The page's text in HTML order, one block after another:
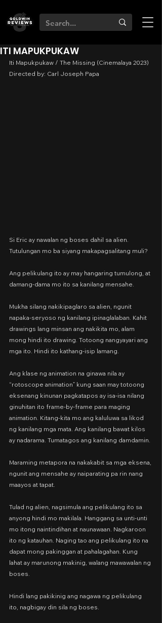
ITI MAPUKPUKAW
Iti Mapukpukaw / The Missing (Cinemalaya 2023)
Directed by: Carl Joseph Papa
Si Eric ay nawalan ng boses dahil sa alien.
Tutulungan mo ba siyang makapagsalitang muli?
Ang pelikulang ito ay may hangaring tumulong, at
damang-dama mo ito sa kanilang mensahe.
Mukha silang nakikipaglaro sa alien, ngunit
napaka-seryoso ng kanilang ipinaglalaban. Kahit
drawings lang minsan ang nakikita mo, alam
mong hindi ito drawing. Totoong nangyayari ang
mga ito. Hindi ito kathang-isip lamang.
Ang klase ng animation na ginawa nila ay
“rotoscope animation” kung saan may totoong
eksenang kinunan pagkatapos ay isa-isa nilang
ginuhitan ito frame-by-frame para maging
animation. Kitang-kita mo ang kaluluwa sa likod
ng kanilang mga mata. Ang kanilang bawat kilos
ay nadarama. Tumatagos ang kanilang damdamin.
Maraming metapora na nakakabit sa mga eksena,
ngunit ang mensahe ay naiparating pa rin nang
maayos at tapat.
Tulad ng alien, nagsimula ang pelikulang ito sa
anyong hindi mo makilala. Hanggang sa unti-unti
mo itong naintindihan at naunawaan. Nagkaroon
ito ng katauhan. Naging tao ang pelikulang ito na
dapat mong pakinggan at pahalagahan. Kung
lahat ay marunong makinig, walang mawawalan ng
boses.
Hindi lang pakikinig ang nagawa ng pelikulang
ito, nagbigay din sila ng boses.